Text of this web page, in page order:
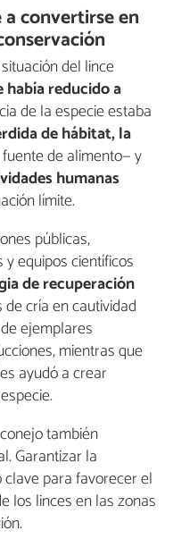
convertirse en
del lince
había reducido a
de la especie estaba
de hábitat, la
de alimento— y
humanas
límite.
públicas,
equipos científicos
de recuperación
cría en cautividad
ejemplares
mientras que
ayudó a crear
también
Garantizar la
para favorecer el
los linces en las zonas